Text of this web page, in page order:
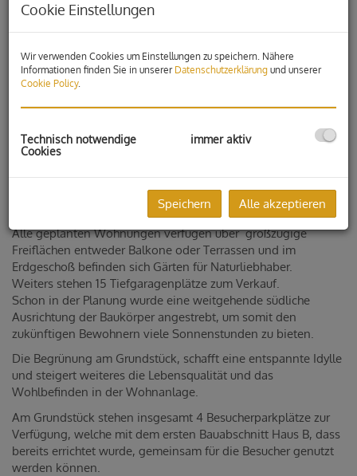
Beschreibung
Gartenwohnung für Naturliebhaber!
Zum Verkauf stehen 7 exklusive Wohnungen in exklusiver
Lage am Jungeberg in Gleisdorf.
Alle geplanten Wohnungen verfügen über großzügige
Freiflächen entweder Balkone oder Terrassen und im
Erdgeschoß befinden sich Gärten für Naturliebhaber.
Weiters stehen 15 Tiefgaragenplätze zum Verkauf.
Schon in der Planung wurde eine weitgehende südliche
Ausrichtung der Baukörper angestrebt, um somit den
zukünftigen Bewohnern viele Sonnenstunden zu bieten.
Die Begrünung am Grundstück, schafft eine entspannte Idylle
und steigert weiteres die Lebensqualität und das
Wohlbefinden in der Wohnanlage.
Am Grundstück stehen insgesamt 4 Besucherparkplätze zur
Verfügung, welche mit dem ersten Bauabschnitt Haus B, dass
bereits errichtet wurde, gemeinsam für die Besucher genutzt
werden können.
Cookie Einstellungen
Wir verwenden Cookies um Einstellungen zu speichern. Nähere
Informationen finden Sie in unserer Datenschutzerklärung und unserer
Cookie Policy.
Technisch notwendige
Cookies
immer aktiv
Speichern Alle akzeptieren